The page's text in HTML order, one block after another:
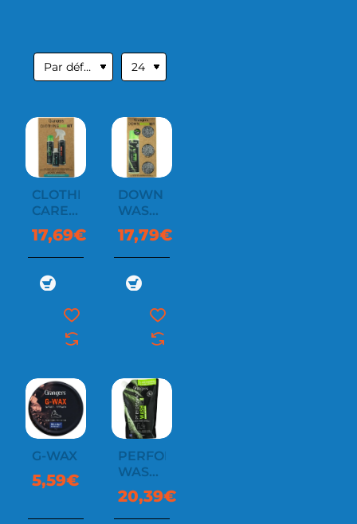
CLOTHING
CARE
KIT
17,69€
DOWN
WASH
KIT
17,79€
G-WAX
5,59€
PERFORMANCE
WASH
1L
20,39€